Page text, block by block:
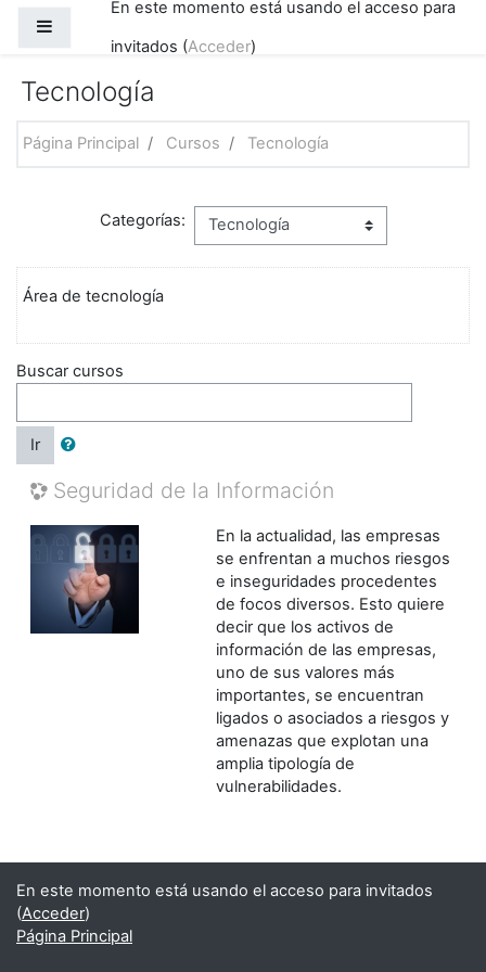
Saltar al contenido principalEn este momento está usando el acceso para
invitados (Acceder)
Tecnología
Página Principal Cursos Tecnología
Categorías:
Área de tecnología
Buscar cursos
Ir
Seguridad de la Información
En la actualidad, las empresas
se enfrentan a muchos riesgos
e inseguridades procedentes
de focos diversos. Esto quiere
decir que los activos de
información de las empresas,
uno de sus valores más
importantes, se encuentran
ligados o asociados a riesgos y
amenazas que explotan una
amplia tipología de
vulnerabilidades.
En este momento está usando el acceso para invitados
(Acceder)
Página Principal